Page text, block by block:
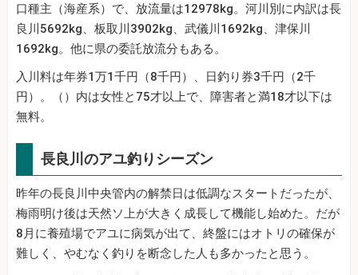
口種主（海産系）で、放流量は12978kg。河川別に内訳は長
良川5692kg、板取川3902kg、武儀川1692kg、津保川
1692kg。他に県の委託放流分もある。
入川料は年券1万1千円（8千円）、日釣り券3千円（2千
円）。（）内は女性と75才以上で、障害者と満18才以下は
無料。
長良川のアユ釣りシーズン
昨年の長良川中央管内の解禁日は低調なスタートだったが、
梅雨明け後は天然ソ上が大きく成長して機能し始めた。だが
8月に養殖場でアユに病気が出て、終盤にはオトリの確保が
難しく、やむなく釣りを断念した人も多かったと思う。